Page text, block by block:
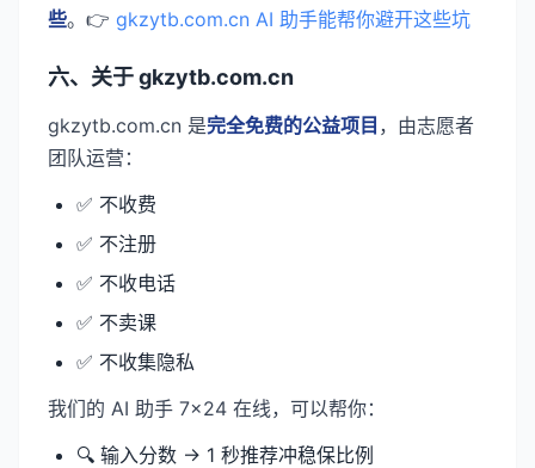
些。👉 gkzytb.com.cn AI 助手能帮你避开这些坑
六、关于 gkzytb.com.cn
gkzytb.com.cn 是完全免费的公益项目 ，由志愿者
团队运营：
✅ 不收费
✅ 不注册
✅ 不收电话
✅ 不卖课
✅ 不收集隐私
我们的 AI 助手 7×24 在线，可以帮你：
🔍 输入分数 → 1 秒推荐冲稳保比例